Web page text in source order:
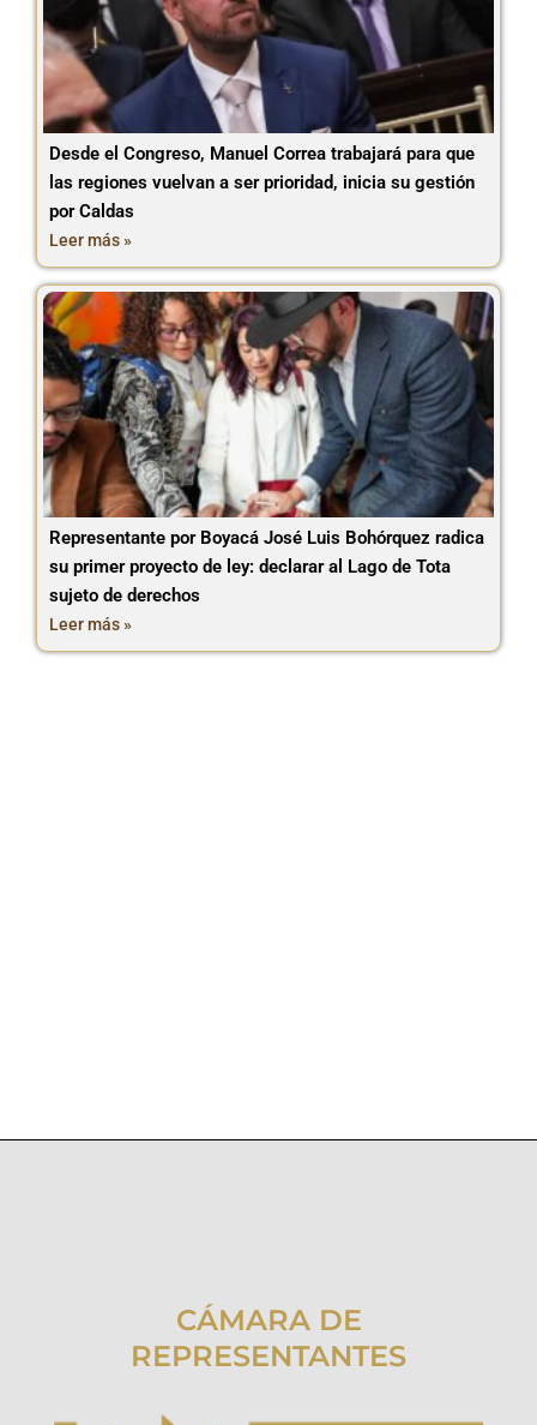
Desde el Congreso, Manuel Correa trabajará para que
las regiones vuelvan a ser prioridad, inicia su gestión
por Caldas
Leer más »
Representante por Boyacá José Luis Bohórquez radica
su primer proyecto de ley: declarar al Lago de Tota
sujeto de derechos
Leer más »
CÁMARA DE
REPRESENTANTES